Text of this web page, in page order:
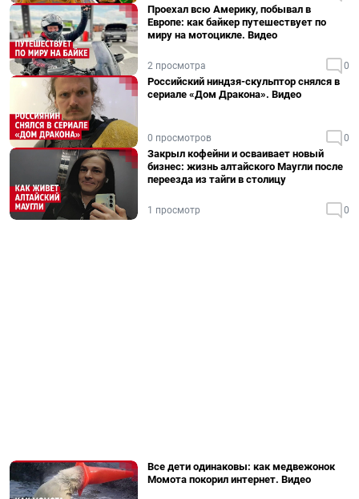
Проехал всю Америку, побывал в
Европе: как байкер путешествует по
миру на мотоцикле. Видео
2 просмотра 0
Российский ниндзя-скульптор снялся в
сериале «Дом Дракона». Видео
0 просмотров 0
Закрыл кофейни и осваивает новый
бизнес: жизнь алтайского Маугли после
переезда из тайги в столицу
1 просмотр 0
Все дети одинаковы: как медвежонок
Момота покорил интернет. Видео